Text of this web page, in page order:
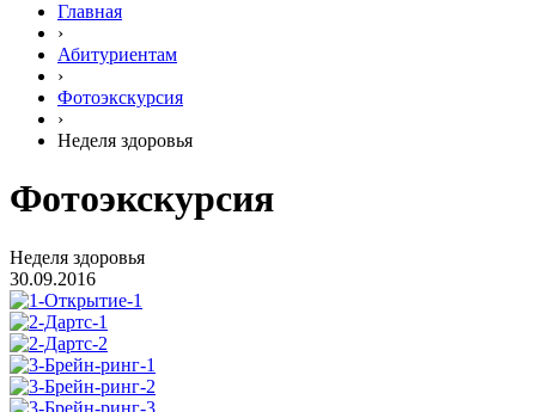
Главная
›
Абитуриентам
›
Фотоэкскурсия
›
Неделя здоровья
Фотоэкскурсия
Неделя здоровья
30.09.2016